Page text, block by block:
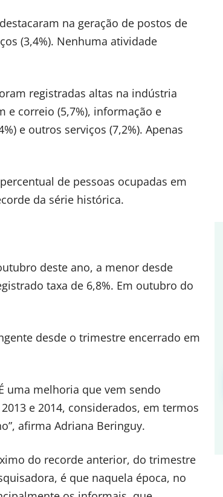
na geração de postos de
(3,4%). Nenhuma atividade
registradas altas na indústria
e correio (5,7%), informação e
e outros serviços (7,2%). Apenas
de pessoas ocupadas em
da série histórica.
deste ano, a menor desde
taxa de 6,8%. Em outubro do
desde o trimestre encerrado em
uma melhoria que vem sendo
e 2014, considerados, em termos
afirma Adriana Beringuy.
do recorde anterior, do trimestre
é que naquela época, no